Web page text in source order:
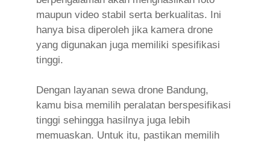
maupun video stabil serta berkualitas. Ini
hanya bisa diperoleh jika kamera drone
yang digunakan juga memiliki spesifikasi
tinggi.
Dengan layanan sewa drone Bandung,
kamu bisa memilih peralatan berspesifikasi
tinggi sehingga hasilnya juga lebih
memuaskan. Untuk itu, pastikan memilih